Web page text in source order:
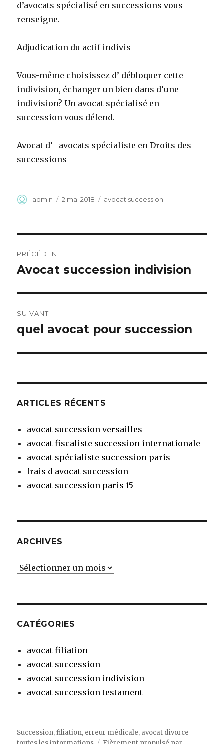
d’avocats spécialisé en successions vous
renseigne.
Adjudication du actif indivis
Vous-même choisissez d’ débloquer cette
indivision, échanger un bien dans d’une
indivision? Un avocat spécialisé en
succession vous défend.
Avocat d’_ avocats spécialiste en Droits des
successions
Auteur
admin
Publié
2 mai 2018 Catégories
avocat succession
de
PRÉCÉDENT
Article
Avocat succession indivision
SUIVANT
Article
quel avocat pour succession
ARTICLES RÉCENTS
avocat succession versailles
avocat fiscaliste succession internationale
avocat spécialiste succession paris
frais d avocat succession
avocat succession paris 15
ARCHIVES
Archives
CATÉGORIES
avocat filiation
avocat succession
avocat succession indivision
avocat succession testament
Succession, filiation, erreur médicale, avocat divorce